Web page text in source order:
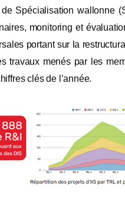
Spécialisation wallonne
monitoring et
portant sur la
travaux menés par les
clés de l’année.